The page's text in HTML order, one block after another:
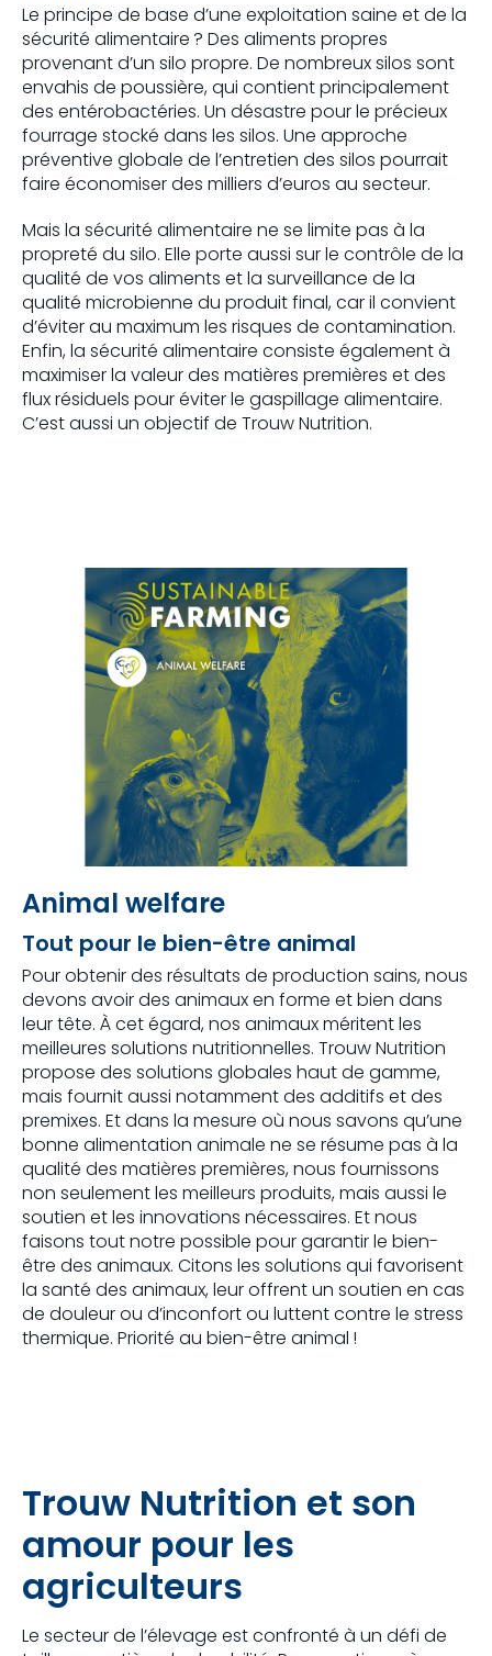
Le principe de base d’une exploitation saine et de la
sécurité alimentaire ? Des aliments propres
provenant d’un silo propre. De nombreux silos sont
envahis de poussière, qui contient principalement
des entérobactéries. Un désastre pour le précieux
fourrage stocké dans les silos. Une approche
préventive globale de l’entretien des silos pourrait
faire économiser des milliers d’euros au secteur.
Mais la sécurité alimentaire ne se limite pas à la
propreté du silo. Elle porte aussi sur le contrôle de la
qualité de vos aliments et la surveillance de la
qualité microbienne du produit final, car il convient
d’éviter au maximum les risques de contamination.
Enfin, la sécurité alimentaire consiste également à
maximiser la valeur des matières premières et des
flux résiduels pour éviter le gaspillage alimentaire.
C’est aussi un objectif de Trouw Nutrition.
Animal welfare
Tout pour le bien-être animal
Pour obtenir des résultats de production sains, nous
devons avoir des animaux en forme et bien dans
leur tête. À cet égard, nos animaux méritent les
meilleures solutions nutritionnelles. Trouw Nutrition
propose des solutions globales haut de gamme,
mais fournit aussi notamment des additifs et des
premixes. Et dans la mesure où nous savons qu’une
bonne alimentation animale ne se résume pas à la
qualité des matières premières, nous fournissons
non seulement les meilleurs produits, mais aussi le
soutien et les innovations nécessaires. Et nous
faisons tout notre possible pour garantir le bien-
être des animaux. Citons les solutions qui favorisent
la santé des animaux, leur offrent un soutien en cas
de douleur ou d’inconfort ou luttent contre le stress
thermique. Priorité au bien-être animal !
Trouw Nutrition et son
amour pour les
agriculteurs
Le secteur de l’élevage est confronté à un défi de